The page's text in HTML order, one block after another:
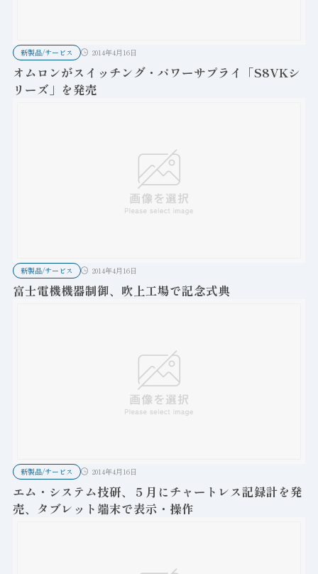
新製品/サービス 2014年4月16日
オムロンがスイッチング・パワーサプライ「S8VKシ
リーズ」を発売
新製品/サービス 2014年4月16日
富士電機機器制御、吹上工場で記念式典
新製品/サービス 2014年4月16日
エム・システム技研、５月にチャートレス記録計を発
売、タブレット端末で表示・操作